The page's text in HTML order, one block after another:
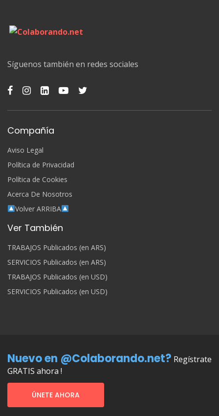
Síguenos también en redes sociales
Compañía
Aviso Legal
Política de Privacidad
Política de Cookies
Acerca De Nosotros
Volver ARRIBA
Ver También
TRABAJOS Publicados (en ARS)
SERVICIOS Publicados (en ARS)
TRABAJOS Publicados (en USD)
SERVICIOS Publicados (en USD)
Nuevo en @Colaborando.net? Regístrate
GRATIS ahora !
ÚNETE AHORA